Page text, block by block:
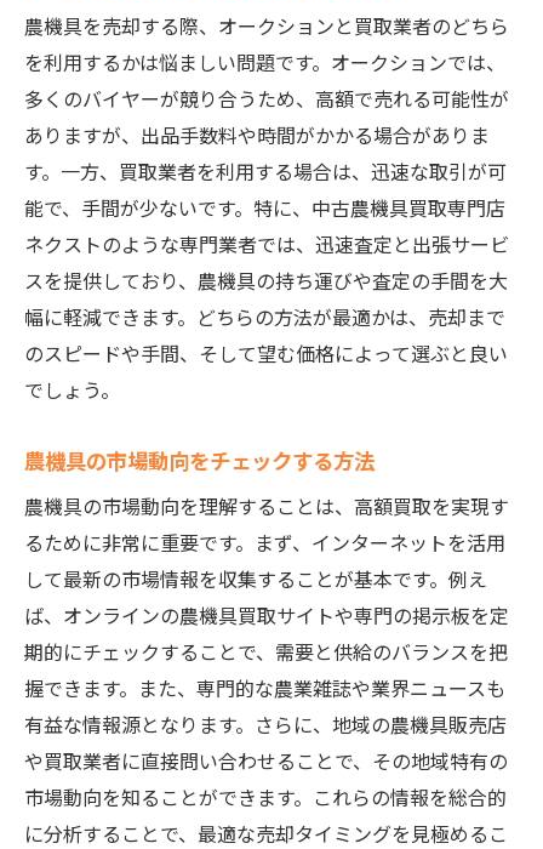
農機具を売却する際、オークションと買取業者のどちら
を利用するかは悩ましい問題です。オークションでは、
多くのバイヤーが競り合うため、高額で売れる可能性が
ありますが、出品手数料や時間がかかる場合がありま
す。一方、買取業者を利用する場合は、迅速な取引が可
能で、手間が少ないです。特に、中古農機具買取専門店
ネクストのような専門業者では、迅速査定と出張サービ
スを提供しており、農機具の持ち運びや査定の手間を大
幅に軽減できます。どちらの方法が最適かは、売却まで
のスピードや手間、そして望む価格によって選ぶと良い
でしょう。
農機具の市場動向をチェックする方法
農機具の市場動向を理解することは、高額買取を実現す
るために非常に重要です。まず、インターネットを活用
して最新の市場情報を収集することが基本です。例え
ば、オンラインの農機具買取サイトや専門の掲示板を定
期的にチェックすることで、需要と供給のバランスを把
握できます。また、専門的な農業雑誌や業界ニュースも
有益な情報源となります。さらに、地域の農機具販売店
や買取業者に直接問い合わせることで、その地域特有の
市場動向を知ることができます。これらの情報を総合的
に分析することで、最適な売却タイミングを見極めるこ